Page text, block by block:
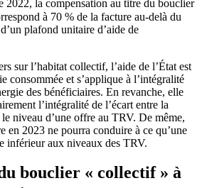
2022, la compensation au titre du bouclier
à 70 % de la facture au-delà du
plafond unitaire d’aide de
sur l’habitat collectif, l’aide de l’État est
consommée et s’applique à l’intégralité
des bénéficiaires. En revanche, elle
l’intégralité de l’écart entre la
niveau d’une offre au TRV. De même,
en 2023 ne pourra conduire à ce qu’une
inférieur aux niveaux des TRV.
bouclier « collectif » à